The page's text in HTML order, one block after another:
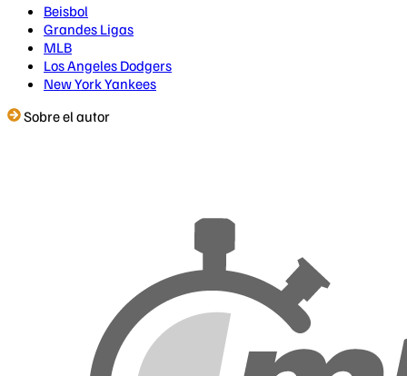
Beisbol
Grandes Ligas
MLB
Los Angeles Dodgers
New York Yankees
Sobre el autor